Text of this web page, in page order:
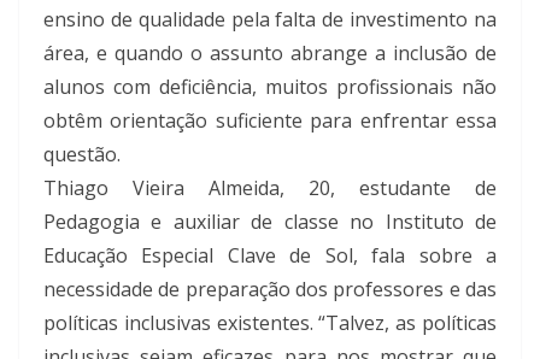
ensino de qualidade pela falta de investimento na
área, e quando o assunto abrange a inclusão de
alunos com deficiência, muitos profissionais não
obtêm orientação suficiente para enfrentar essa
questão.
Thiago Vieira Almeida, 20, estudante de
Pedagogia e auxiliar de classe no Instituto de
Educação Especial Clave de Sol, fala sobre a
necessidade de preparação dos professores e das
políticas inclusivas existentes. “Talvez, as políticas